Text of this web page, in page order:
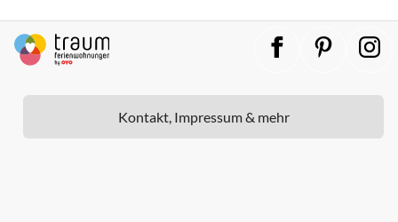
Kontakt, Impressum & mehr